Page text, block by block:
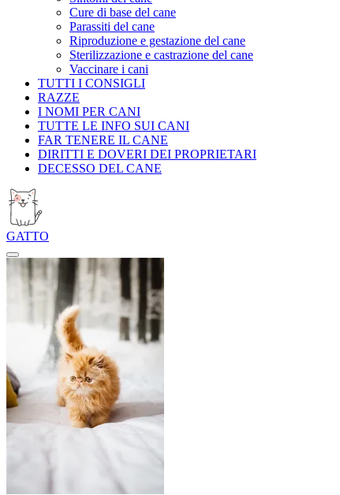
Cure di base del cane
Parassiti del cane
Riproduzione e gestazione del cane
Sterilizzazione e castrazione del cane
Vaccinare i cani
TUTTI I CONSIGLI
RAZZE
I NOMI PER CANI
TUTTE LE INFO SUI CANI
FAR TENERE IL CANE
DIRITTI E DOVERI DEI PROPRIETARI
DECESSO DEL CANE
GATTO